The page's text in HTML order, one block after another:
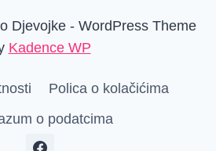
Djevojke - WordPress Theme
Kadence WP
Polica o kolačićima
o podatcima